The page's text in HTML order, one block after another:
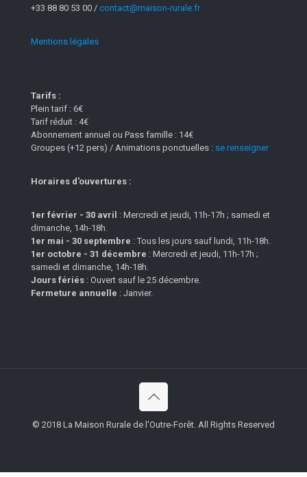
+33 88 80 53 00 / contact@maison-rurale.fr
Mentions légales
Tarifs :
Plein tarif : 6€
Tarif réduit : 4€
Abonnement annuel ou Pass famille : 14€
Groupes (+12 pers) / Animations ponctuelles : se renseigner
Horaires d'ouvertures :
1er février - 30 avril : Mercredi et jeudi, 11h-17h ; samedi et
dimanche, 14h-18h.
1er mai - 30 septembre : Tous les jours sauf lundi, 11h-18h.
1er octobre - 31 décembre : Mercredi et jeudi, 11h-17h ;
samedi et dimanche, 14h-18h.
Jours fériés : Ouvert sauf le 25 décembre.
Fermeture annuelle : Janvier.
© 2018 La Maison Rurale de l'Outre-Forêt. All Rights Reserved